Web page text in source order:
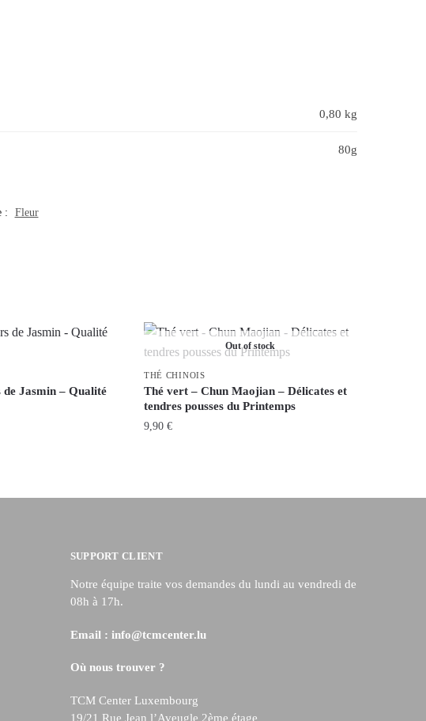
0,80 kg
80g
: Fleur
Jasmin – Qualité
Out of stock
THÉ CHINOIS
Thé vert – Chun Maojian – Délicates et
tendres pousses du Printemps
9,90 €
SUPPORT CLIENT
Notre équipe traite vos demandes du lundi au vendredi de
08h à 17h.
Email : info@tcmcenter.lu
Où nous trouver ?
TCM Center Luxembourg
19/21 Rue Jean l’Aveugle 2ème étage